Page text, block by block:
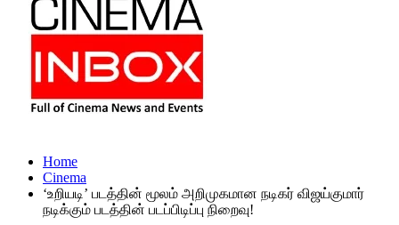
Home
Cinema
‘உறியடி’ படத்தின் மூலம் அறிமுகமான நடிகர் விஜய்குமார்
நடிக்கும் படத்தின் படப்பிடிப்பு நிறைவு!